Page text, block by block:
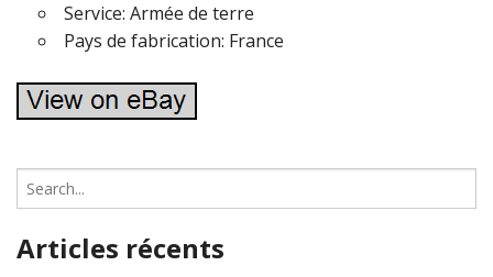
Service: Armée de terre
Pays de fabrication: France
e
r
Articles récents